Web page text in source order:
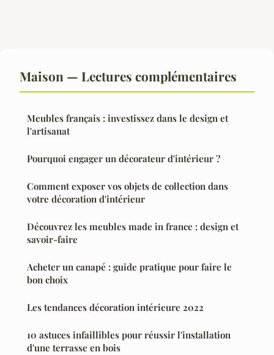
Maison — Lectures complémentaires
Meubles français : investissez dans le design et
l'artisanat
Pourquoi engager un décorateur d'intérieur ?
Comment exposer vos objets de collection dans
votre décoration d'intérieur
Découvrez les meubles made in france : design et
savoir-faire
Acheter un canapé : guide pratique pour faire le
bon choix
Les tendances décoration intérieure 2022
10 astuces infaillibles pour réussir l'installation
d'une terrasse en bois